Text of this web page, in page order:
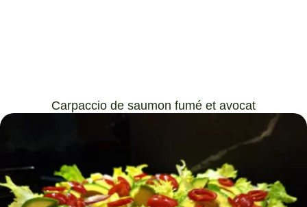
Carpaccio de saumon fumé et avocat